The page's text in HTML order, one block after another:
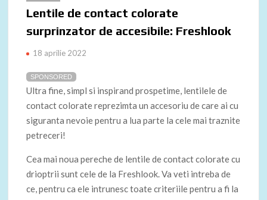
Lentile de contact colorate
surprinzator de accesibile: Freshlook
18 aprilie 2022
SPONSORED
Ultra fine, simpl si inspirand prospetime, lentilele de
contact colorate reprezimta un accesoriu de care ai cu
siguranta nevoie pentru a lua parte la cele mai traznite
petreceri!
Cea mai noua pereche de lentile de contact colorate cu
drioptrii sunt cele de la Freshlook. Va veti intreba de
ce, pentru ca ele intrunesc toate criteriile pentru a fi la